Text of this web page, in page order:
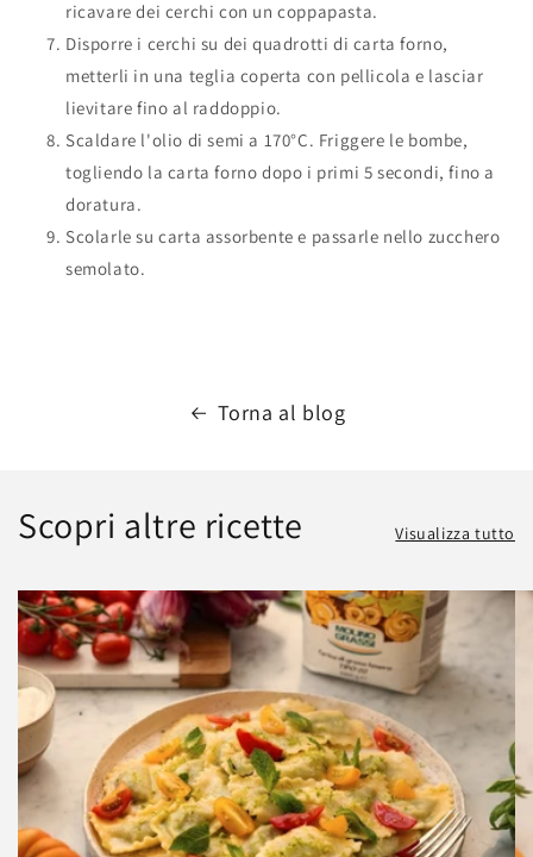
ricavare dei cerchi con un coppapasta.
Disporre i cerchi su dei quadrotti di carta forno,
metterli in una teglia coperta con pellicola e lasciar
lievitare fino al raddoppio.
Scaldare l'olio di semi a 170°C. Friggere le bombe,
togliendo la carta forno dopo i primi 5 secondi, fino a
doratura.
Scolarle su carta assorbente e passarle nello zucchero
semolato.
Torna al blog
Scopri altre ricette Visualizza tutto